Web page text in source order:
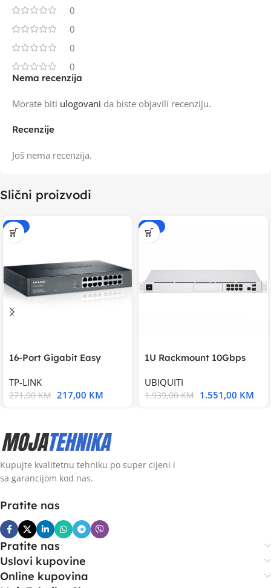
0
0
0
0
Recenzije
Još nema recenzija.
Nema recenzija
Morate biti ulogovani da biste objavili recenziju.
Slični proizvodi
-20%
16-Port Gigabit Easy
TP-LINK
271,00KM 217,00 KM
-20%
1U Rackmount 10Gbps
UBIQUITI
1.939,00KM 1.551,00 KM
Kupujte kvalitetnu tehniku po super cijeni i
sa garancijom kod nas.
Pratite nas
Pratite nas
Uslovi kupovine
Online kupovina